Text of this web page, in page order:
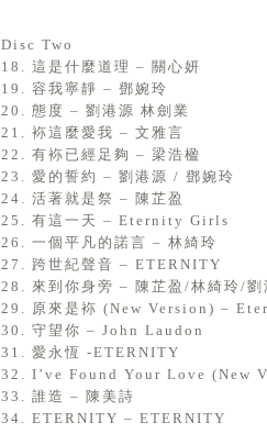
Disc Two
18. 這是什麼道理 – 關心妍
19. 容我寧靜 – 鄧婉玲
20. 態度 – 劉港源 林劍業
21. 袮這麼愛我 – 文雅言
22. 有袮已經足夠 – 梁浩楹
23. 愛的誓約 – 劉港源 / 鄧婉玲
24. 活著就是祭 – 陳芷盈
25. 有這一天 – Eternity Girls
26. 一個平凡的諾言 – 林綺玲
27. 跨世紀聲音 – ETERNITY
28. 來到你身旁 – 陳芷盈/林綺玲/
29. 原來是袮 (New Version) –
30. 守望你 – John Laudon
31. 愛永恆 -ETERNITY
32. I’ve Found Your Love (New
33. 誰造 – 陳美詩
34. ETERNITY – ETERNITY